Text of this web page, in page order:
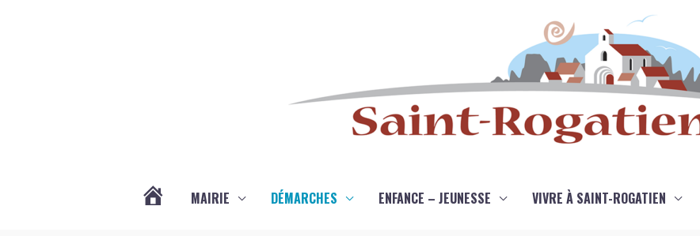
MAIRIE DÉMARCHES ENFANCE – JEUNESSE VIVRE À SAINT-ROGATIEN